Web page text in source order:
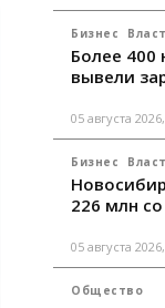
Бизнес
Более 400
вывели
05 августа
Бизнес
226 млн
05 августа
Общество